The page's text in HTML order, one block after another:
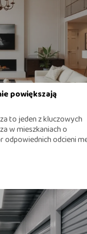
powiększają
to jeden z kluczowych
w mieszkaniach o
odcieni